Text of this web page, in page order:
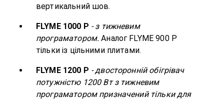
вертикальний шов.
FLYME 1000 P - з тижневим
програматором. Аналог FLYME 900 P
тільки із цільними плитами.
FLYME 1200 P - двосторонній обігрівач
потужністю 1200 Вт з тижневим
програматором призначений тільки для